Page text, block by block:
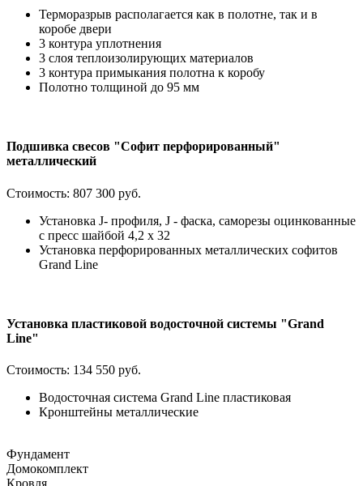
Терморазрыв располагается как в полотне, так и в
коробе двери
3 контура уплотнения
3 слоя теплоизолирующих материалов
3 контура примыкания полотна к коробу
Полотно толщиной до 95 мм
Подшивка свесов "Софит перфорированный"
металлический
Стоимость: 807 300 руб.
Установка J- профиля, J - фаска, саморезы оцинкованные
с пресс шайбой 4,2 х 32
Установка перфорированных металлических софитов
Grand Line
Установка пластиковой водосточной системы "Grand
Line"
Стоимость: 134 550 руб.
Водосточная система Grand Line пластиковая
Кронштейны металлические
Фундамент
Домокомплект